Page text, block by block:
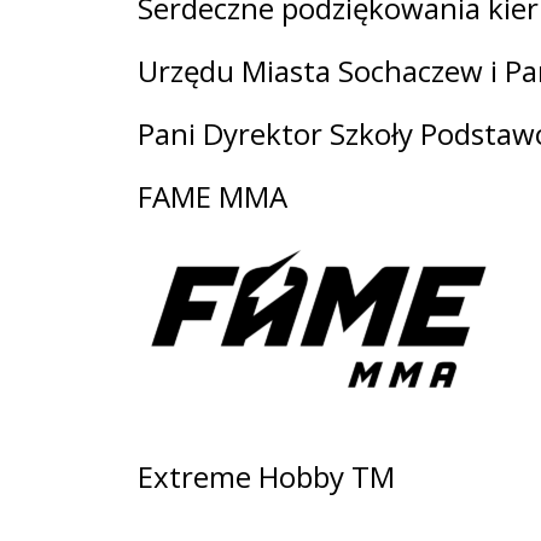
Serdeczne podziękowania
Urzędu Miasta Sochaczew i
Pani Dyrektor Szkoły
FAME MMA
Extreme Hobby TM